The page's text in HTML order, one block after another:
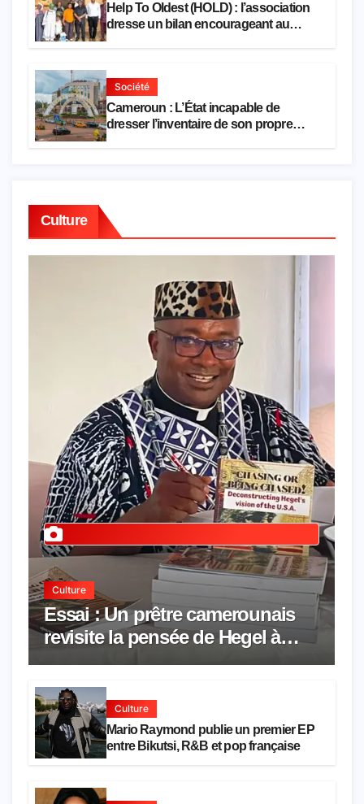
Help To Oldest (HOLD) : l’association
dresse un bilan encourageant au
Société
Cameroun : L’État incapable de
dresser l’inventaire de son propre
Culture
Culture
Essai : Un prêtre camerounais
revisite la pensée de Hegel à
travers le rêve américain
Culture
Mario Raymond publie un premier EP
entre Bikutsi, R&B et pop française